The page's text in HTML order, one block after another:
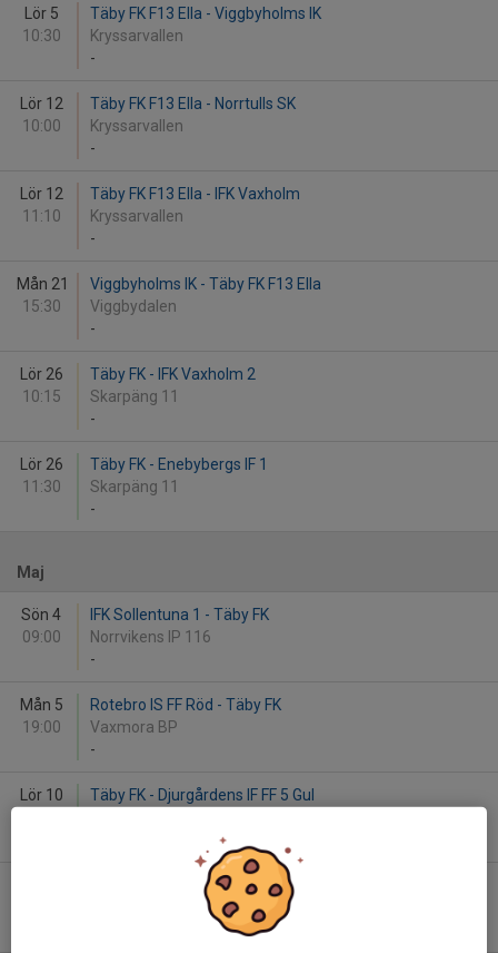
Lör 5
10:30
Täby FK F13 Ella - Viggbyholms IK
Kryssarvallen
-
Lör 12
10:00
Täby FK F13 Ella - Norrtulls SK
Kryssarvallen
-
Lör 12
11:10
Täby FK F13 Ella - IFK Vaxholm
Kryssarvallen
-
Mån 21
15:30
Viggbyholms IK - Täby FK F13 Ella
Viggbydalen
-
Lör 26
10:15
Täby FK - IFK Vaxholm 2
Skarpäng 11
-
Lör 26
11:30
Täby FK - Enebybergs IF 1
Skarpäng 11
-
Maj
Sön 4
09:00
IFK Sollentuna 1 - Täby FK
Norrvikens IP 116
-
Mån 5
19:00
Rotebro IS FF Röd - Täby FK
Vaxmora BP
-
Lör 10
Täby FK - Djurgårdens IF FF 5 Gul
Bollstanäs SK F2013-Grön VIT - Täby FK